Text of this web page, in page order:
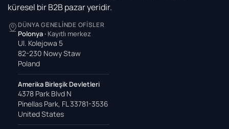
küresel bir B2B pazar yeridir.
DÜNYA GENELINDE OFISLER
Polonya · Kayıtlı merkez
Ul. Kolejowa 5
82-230 Nowy Staw
Poland
Amerika Birleşik Devletleri
4378 Park Blvd N
Pinellas Park, FL 33781-3536
United States